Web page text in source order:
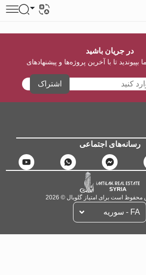
در جریان باشید
تا با آخرین پروژه‌ها و پیشنهادهای
اشتراک
رسانه‌های اجتماعی
است برای امتیاز گلوبال © 2026
FA - سوریه